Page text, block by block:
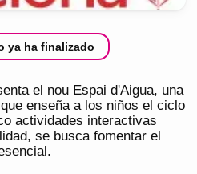
ya ha finalizado
el nou Espai d'Aigua, una
enseña a los niños el ciclo
actividades interactivas
se busca fomentar el